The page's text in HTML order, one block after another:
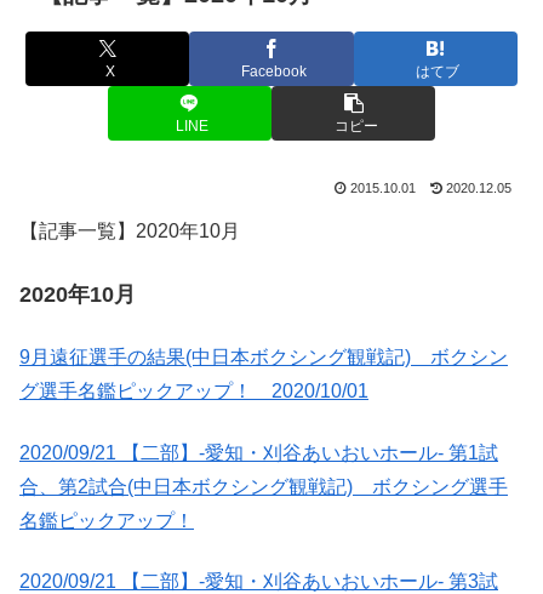
X Facebook はてブ
LINE コピー
2015.10.01 2020.12.05
【記事一覧】2020年10月
2020年10月
9月遠征選手の結果(中日本ボクシング観戦記) ボクシン
グ選手名鑑ピックアップ！ 2020/10/01
2020/09/21 【二部】-愛知・刈谷あいおいホール- 第1試
合、第2試合(中日本ボクシング観戦記) ボクシング選手
名鑑ピックアップ！
2020/09/21 【二部】-愛知・刈谷あいおいホール- 第3試